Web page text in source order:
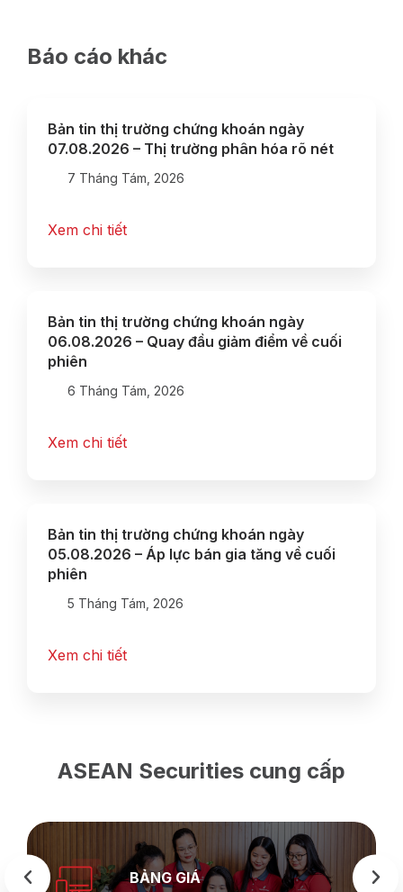
Báo cáo khác
Bản tin thị trường chứng khoán ngày
07.08.2026 – Thị trường phân hóa rõ nét
7 Tháng Tám, 2026
Xem chi tiết
Bản tin thị trường chứng khoán ngày
06.08.2026 – Quay đầu giảm điểm về cuối
phiên
6 Tháng Tám, 2026
Xem chi tiết
Bản tin thị trường chứng khoán ngày
05.08.2026 – Áp lực bán gia tăng về cuối
phiên
5 Tháng Tám, 2026
Xem chi tiết
ASEAN Securities cung cấp
BẢNG GIÁ